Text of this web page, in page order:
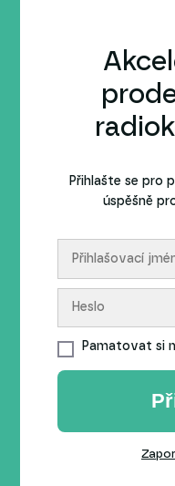
Přihlašte se pro
úspěšně
Pamatovat si